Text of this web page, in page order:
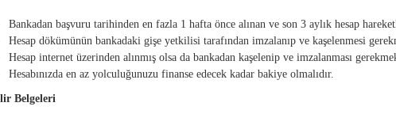
Bankadan başvuru tarihinden en fazla 1 hafta önce alınan ve son 3 aylık hesap
Hesap dökümünün bankadaki gişe yetkilisi tarafından imzalanıp ve kaşelenmesi
Hesap internet üzerinden alınmış olsa da bankadan kaşelenip ve imzalanması
Hesabınızda en az yolculuğunuzu finanse edecek kadar bakiye olmalıdır.
Belgeleri